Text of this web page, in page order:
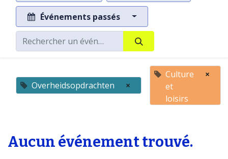
Événements passés
Overheidsopdrachten ×
Culture
et
loisirs
×
Aucun événement trouvé.